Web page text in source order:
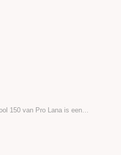
150 van Pro Lana is een…